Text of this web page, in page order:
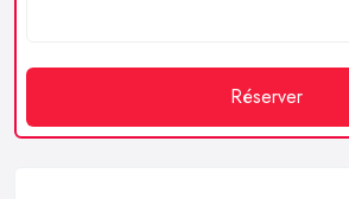
Réserver